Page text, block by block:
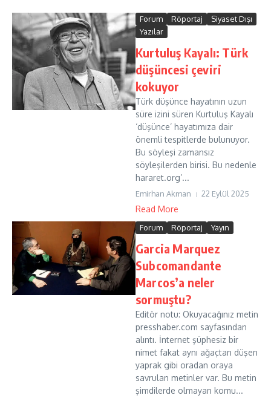
Forum Röportaj
Siyaset Dışı
Yazılar
Kurtuluş Kayalı: Türk
düşüncesi çeviri
kokuyor
Türk düşünce hayatının uzun
süre izini süren Kurtuluş Kayalı
‘düşünce’ hayatımıza dair
önemli tespitlerde bulunuyor.
Bu söyleşi zamansız
söyleşilerden birisi. Bu nedenle
hararet.org’...
Emirhan Akman 22 Eylül 2025
Read More
Forum Röportaj Yayın
Garcia Marquez
Subcomandante
Marcos’a neler
sormuştu?
Editör notu: Okuyacağınız metin
presshaber.com sayfasından
alıntı. İnternet şüphesiz bir
nimet fakat aynı ağaçtan düşen
yaprak gibi oradan oraya
savrulan metinler var. Bu metin
şimdilerde olmayan komu...